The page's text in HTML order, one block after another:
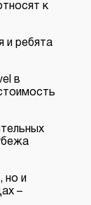
к
и ребята
в
но и
–